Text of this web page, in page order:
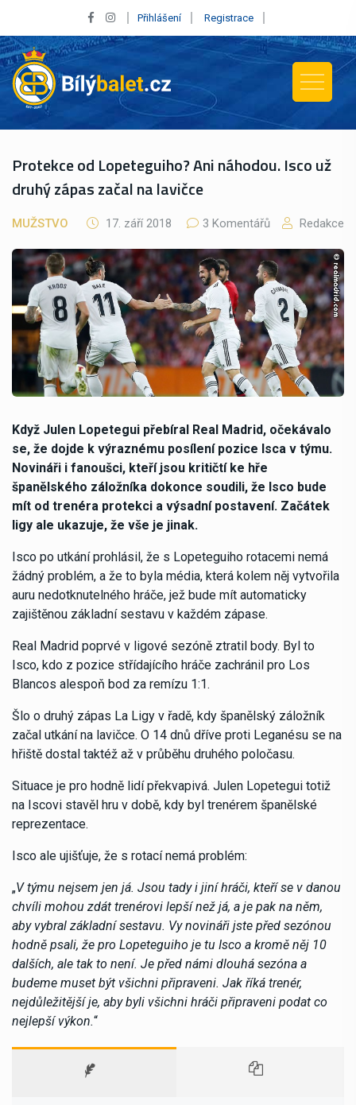
Přihlášení Registrace
Protekce od Lopeteguiho? Ani náhodou. Isco už
druhý zápas začal na lavičce
MUŽSTVO 17. září 2018 3 Komentářů Redakce
Když Julen Lopetegui přebíral Real Madrid, očekávalo
se, že dojde k výraznému posílení pozice Isca v týmu.
Novináři i fanoušci, kteří jsou kritičtí ke hře
španělského záložníka dokonce soudili, že Isco bude
mít od trenéra protekci a výsadní postavení. Začátek
ligy ale ukazuje, že vše je jinak.
Isco po utkání prohlásil, že s Lopeteguiho rotacemi nemá
žádný problém, a že to byla média, která kolem něj vytvořila
auru nedotknutelného hráče, jež bude mít automaticky
zajištěnou základní sestavu v každém zápase.
Real Madrid poprvé v ligové sezóně ztratil body. Byl to
Isco, kdo z pozice střídajícího hráče zachránil pro Los
Blancos alespoň bod za remízu 1:1.
Šlo o druhý zápas La Ligy v řadě, kdy španělský záložník
začal utkání na lavičce. O 14 dnů dříve proti Leganésu se na
hřiště dostal taktéž až v průběhu druhého poločasu.
Situace je pro hodně lidí překvapivá. Julen Lopetegui totiž
na Iscovi stavěl hru v době, kdy byl trenérem španělské
reprezentace.
Isco ale ujišťuje, že s rotací nemá problém:
„V týmu nejsem jen já. Jsou tady i jiní hráči, kteří se v danou
chvíli mohou zdát trenérovi lepší než já, a je pak na něm,
aby vybral základní sestavu. Vy novináři jste před sezónou
hodně psali, že pro Lopeteguiho je tu Isco a kromě něj 10
dalších, ale tak to není. Je před námi dlouhá sezóna a
budeme muset být všichni připraveni. Jak říká trenér,
nejdůležitější je, aby byli všichni hráči připraveni podat co
nejlepší výkon.“